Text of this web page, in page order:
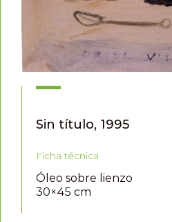
Sin título, 1995
Ficha técnica
Óleo sobre lienzo
30×45 cm